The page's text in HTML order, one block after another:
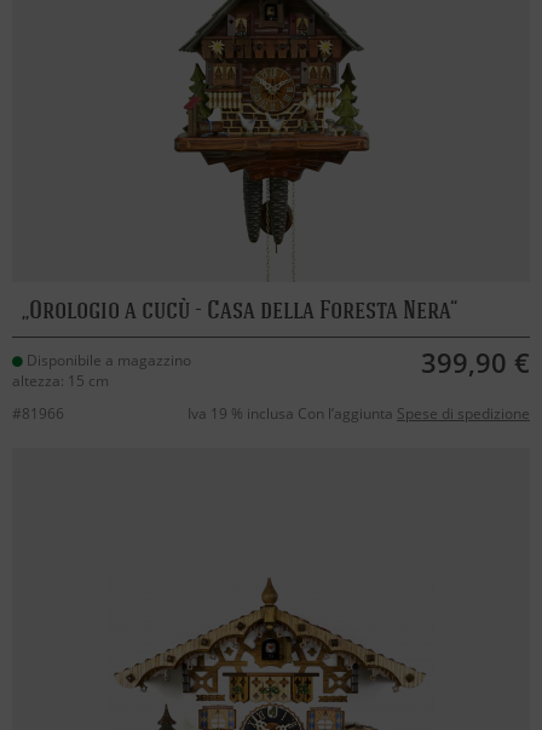
Orologio a cucù - Casa della Foresta Nera
Disponibile a magazzino
altezza: 15 cm
399,90 €
#81966 Iva 19 % inclusa Con l’aggiunta Spese di spedizione